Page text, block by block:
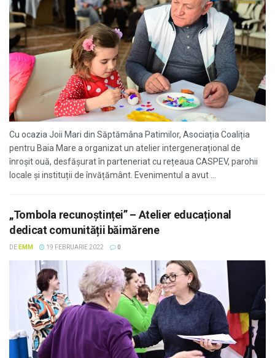
Cu ocazia Joii Mari din Săptămâna Patimilor, Asociația Coaliția
pentru Baia Mare a organizat un atelier intergenerațional de
înroșit ouă, desfășurat în parteneriat cu rețeaua CASPEV, parohii
locale și instituții de învățământ. Evenimentul a avut ...
„Tombola recunoștinței” – Atelier educațional
dedicat comunității băimărene
DE EMM 19 FEBRUARIE 2022 0